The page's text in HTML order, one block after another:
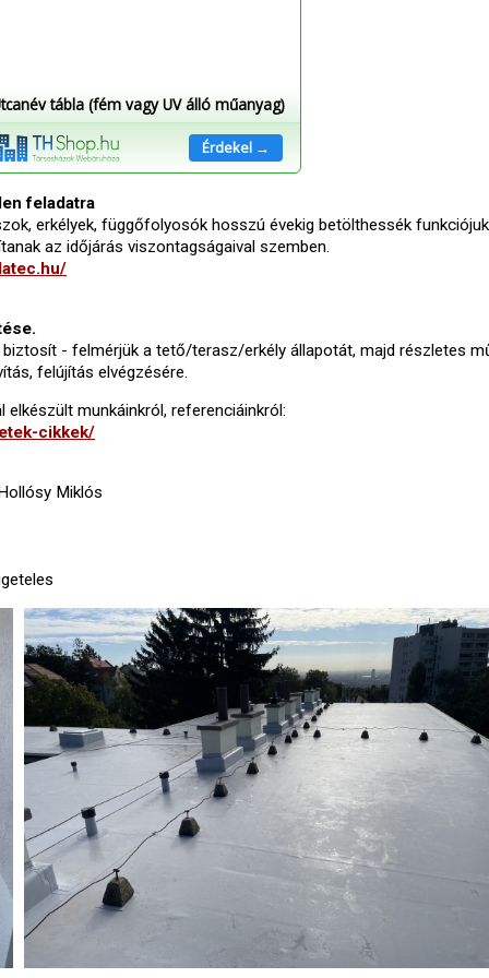
tábla (fém vagy UV álló műanyag)
Érdekel →
feladatra
erkélyek, függőfolyosók hosszú évekig betölthessék
az időjárás viszontagságaival szemben.
- felmérjük a tető/terasz/erkély állapotát, majd részletes
felújítás elvégzésére.
munkáinkról, referenciáinkról:
cikkek/
Miklós